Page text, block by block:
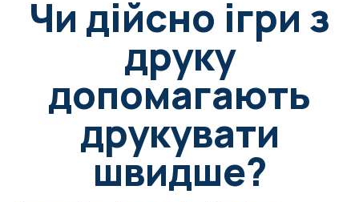
Чи дійсно ігри з
друку
допомагають
друкувати
швидше?